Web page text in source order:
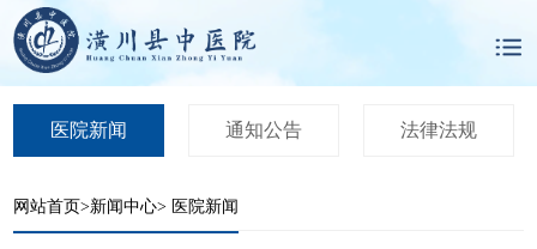
医院新闻 通知公告 法律法规
网站首页>新闻中心> 医院新闻